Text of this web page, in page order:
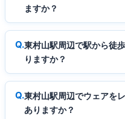
ますか？
東村山駅周辺で駅から徒
りますか？
東村山駅周辺でウェアを
ありますか？